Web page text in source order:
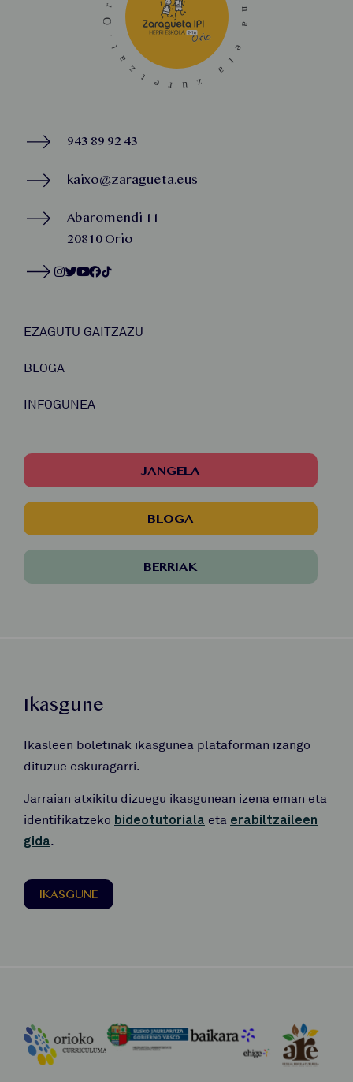
943 89 92 43
kaixo@zaragueta.eus
Abaromendi 11
20810 Orio
EZAGUTU GAITZAZU
BLOGA
INFOGUNEA
JANGELA
BLOGA
BERRIAK
Ikasgune
Ikasleen boletinak ikasgunea plataforman izango
dituzue eskuragarri.
Jarraian atxikitu dizuegu ikasgunean izena eman eta
identifikatzeko bideotutoriala eta erabiltzaileen
gida.
IKASGUNE